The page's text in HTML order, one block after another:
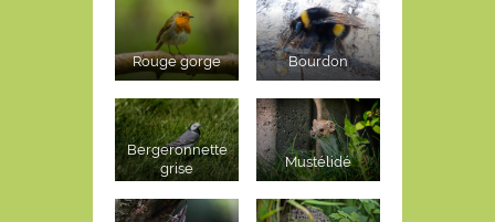
Rouge gorge Bourdon
Bergeronnette
grise
Mustélidé